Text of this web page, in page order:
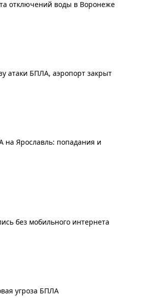
отключений воды в Воронеже
атаки БПЛА, аэропорт закрыт
на Ярославль: попадания и
без мобильного интернета
угроза БПЛА